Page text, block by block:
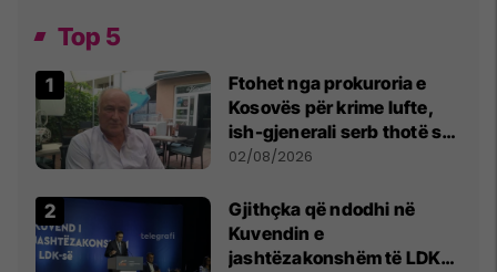
Top 5
Ftohet nga prokuroria e
Kosovës për krime lufte,
ish-gjenerali serb thotë se
dikush e tradhtoi në
02/08/2026
Gjithçka që ndodhi në
Kuvendin e
jashtëzakonshëm të LDK-